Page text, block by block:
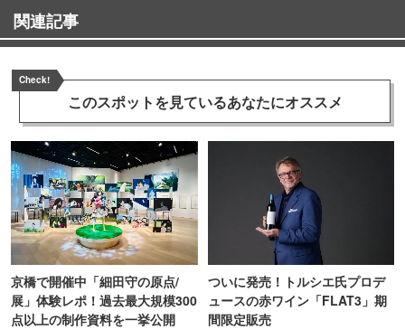
関連記事
Check!
このスポットを見ているあなたにオススメ
京橋で開催中「細田守の原点/
展」体験レポ！過去最大規模300
点以上の制作資料を一挙公開
ついに発売！トルシエ氏プロデ
ュースの赤ワイン「FLAT3」期
間限定販売